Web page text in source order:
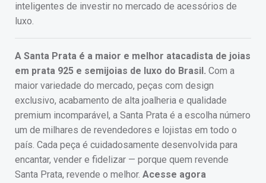
inteligentes de investir no mercado de acessórios de
luxo.
A Santa Prata é a maior e melhor atacadista de joias
em prata 925 e semijoias de luxo do Brasil. Com a
maior variedade do mercado, peças com design
exclusivo, acabamento de alta joalheria e qualidade
premium incomparável, a Santa Prata é a escolha número
um de milhares de revendedores e lojistas em todo o
país. Cada peça é cuidadosamente desenvolvida para
encantar, vender e fidelizar — porque quem revende
Santa Prata, revende o melhor. Acesse agora